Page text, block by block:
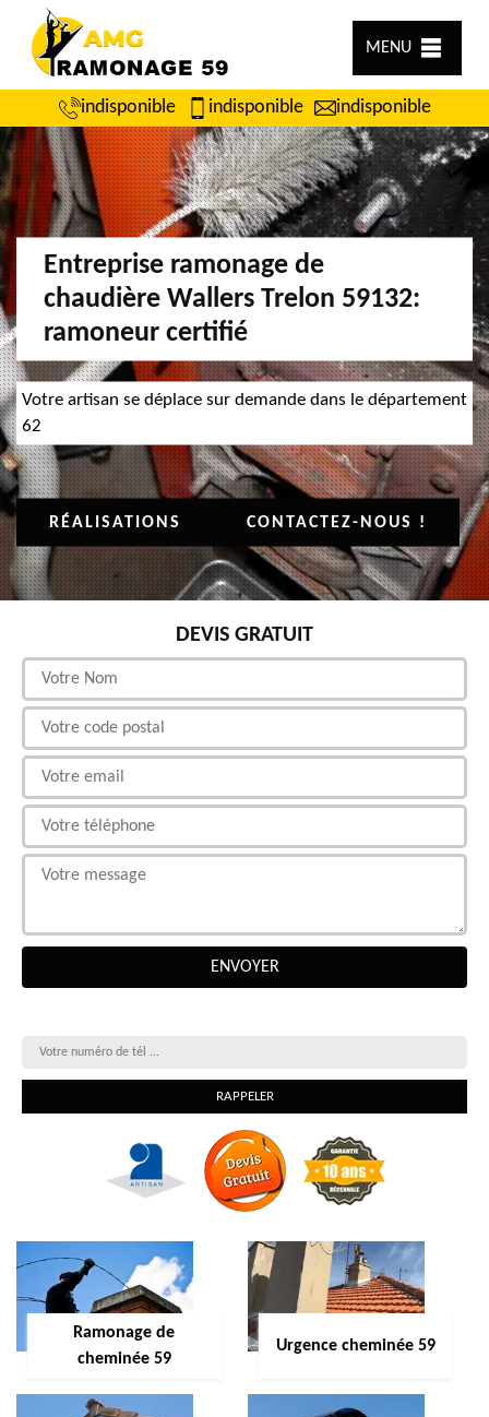
MENU
indisponible indisponible indisponible
Entreprise ramonage de
chaudière Wallers Trelon 59132:
ramoneur certifié
Votre artisan se déplace sur demande dans le département
62
RÉALISATIONS CONTACTEZ-NOUS !
DEVIS GRATUIT
Ramonage de
cheminée 59
Urgence cheminée 59